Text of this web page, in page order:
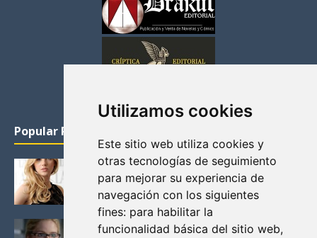
Utilizamos cookies
Este sitio web utiliza cookies y
otras tecnologías de seguimiento
para mejorar su experiencia de
navegación con los siguientes
fines: para habilitar la
funcionalidad básica del sitio web,
Popular Posts
KATHERYN WINNICK: LA ACTRIZ MAS GUAPA DE
VIKINGOS
Junio 14, 2013
FELICITY (EMILY BETT RICKARDS), LAS FOTOS